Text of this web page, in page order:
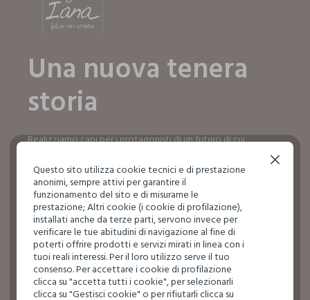
Una nuova tenera
storia
Realizziamo capi per i protagonisti di un futuro di cui
SCOPRI IL MONDO IANA
SCOPRI IL MONDO IANA
Questo sito utilizza cookie tecnici e di prestazione
anonimi, sempre attivi per garantire il
funzionamento del sito e di misurarne le
prestazione; Altri cookie (i cookie di profilazione),
installati anche da terze parti, servono invece per
verificare le tue abitudini di navigazione al fine di
poterti offrire prodotti e servizi mirati in linea con i
tuoi reali interessi. Per il loro utilizzo serve il tuo
consenso. Per accettare i cookie di profilazione
clicca su "accetta tutti i cookie", per selezionarli
clicca su "Gestisci cookie" o per rifiutarli clicca su
Continua senza accettare